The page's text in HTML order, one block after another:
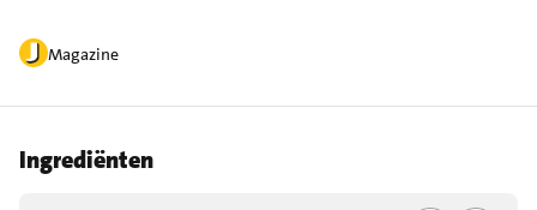
Magazine
Ingrediënten